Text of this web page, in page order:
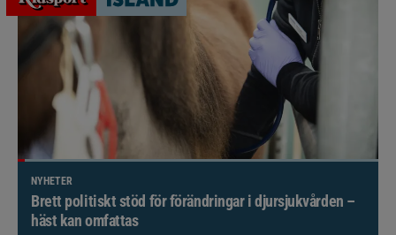
NYHETER
Brett politiskt stöd för förändringar i djursjukvården –
häst kan omfattas